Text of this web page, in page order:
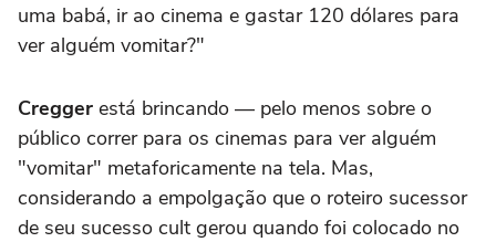
uma babá, ir ao cinema e gastar 120 dólares para
ver alguém vomitar?"
Cregger está brincando — pelo menos sobre o
público correr para os cinemas para ver alguém
"vomitar" metaforicamente na tela. Mas,
considerando a empolgação que o roteiro sucessor
de seu sucesso cult gerou quando foi colocado no